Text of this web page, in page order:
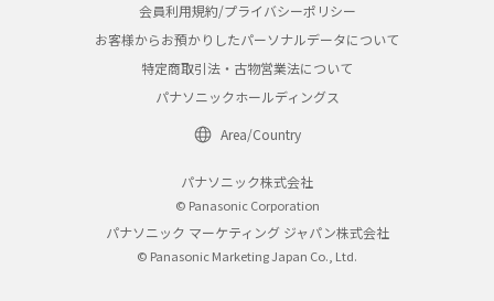
会員利用規約/プライバシーポリシー
お客様からお預かりしたパーソナルデータについて
特定商取引法・古物営業法について
パナソニックホールディングス
Area/Country
パナソニック株式会社
© Panasonic Corporation
パナソニック マーケティング ジャパン株式会社
© Panasonic Marketing Japan Co., Ltd.